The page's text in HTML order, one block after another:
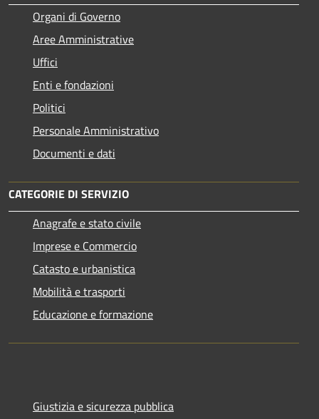
Organi di Governo
Aree Amministrative
Uffici
Enti e fondazioni
Politici
Personale Amministrativo
Documenti e dati
CATEGORIE DI SERVIZIO
Anagrafe e stato civile
Imprese e Commercio
Catasto e urbanistica
Mobilità e trasporti
Educazione e formazione
Giustizia e sicurezza pubblica